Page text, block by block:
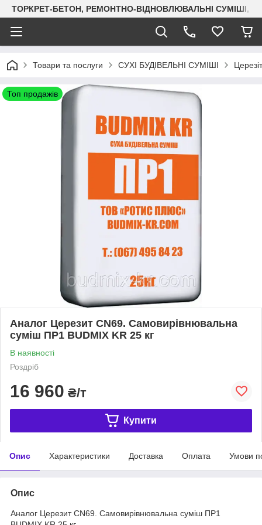
ТОРКРЕТ-БЕТОН, РЕМОНТНО-ВІДНОВЛЮВАЛЬНІ СУМІШІ,
Товари та послуги СУХІ БУДІВЕЛЬНІ СУМІШІ
Топ продажів
Аналог Церезит CN69. Самовирівнювальна
суміш ПР1 BUDMIX KR 25 кг
В наявності
Роздріб
16 960 ₴/т
Купити
Опис Характеристики Доставка Оплата Умови
Опис
Аналог Церезит CN69. Самовирівнювальна суміш ПР1